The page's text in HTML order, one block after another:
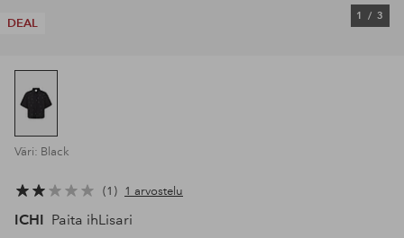
DEAL
1 / 3
Väri: Black
1 1 arvostelu
ICHI Paita ihLisari